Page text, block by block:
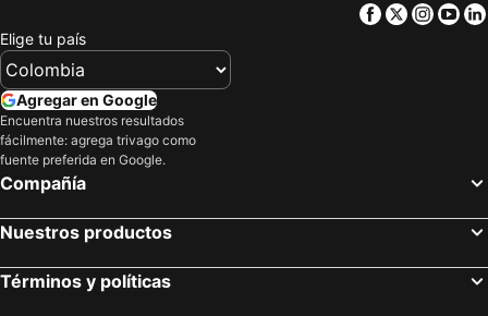
Facebook
Twitter
Elige tu país
Agregar en Google
Encuentra nuestros resultados
fácilmente: agrega trivago como
fuente preferida en Google.
Compañía
Nuestros productos
Términos y políticas